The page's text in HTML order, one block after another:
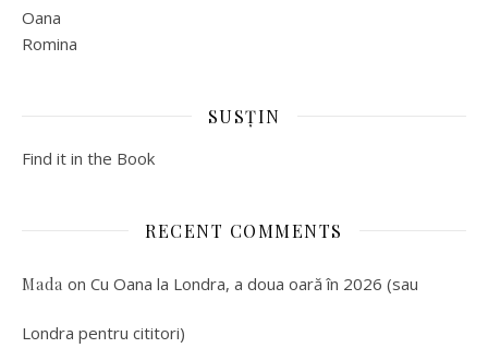
Oana
Romina
SUSȚIN
Find it in the Book
RECENT COMMENTS
Mada on Cu Oana la Londra, a doua oară în 2026 (sau
Londra pentru cititori)